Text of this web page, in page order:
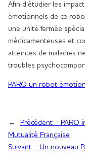
Afin d’étudier les
émotionnels de ce
une unité fermée
médicamenteuses et
atteintes de maladies
troubles
PARO un robot
← Précédent : PARO
Mutualité Française
Suivant : Un nouveau